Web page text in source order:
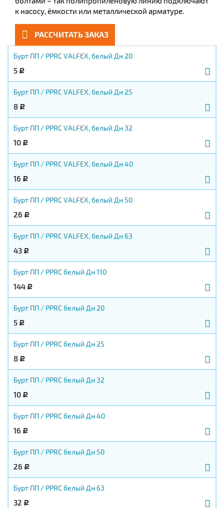
к насосу, ёмкости или металлической арматуре.
РАССЧИТАТЬ ЗАКАЗ
Бурт ПП / PPRC VALFEX, белый Дн 20
5 Р
Бурт ПП / PPRC VALFEX, белый Дн 25
8 Р
Бурт ПП / PPRC VALFEX, белый Дн 32
10 Р
Бурт ПП / PPRC VALFEX, белый Дн 40
16 Р
Бурт ПП / PPRC VALFEX, белый Дн 50
26 Р
Бурт ПП / PPRC VALFEX, белый Дн 63
43 Р
Бурт ПП / PPRC белый Дн 110
144 Р
Бурт ПП / PPRC белый Дн 20
5 Р
Бурт ПП / PPRC белый Дн 25
8 Р
Бурт ПП / PPRC белый Дн 32
10 Р
Бурт ПП / PPRC белый Дн 40
16 Р
Бурт ПП / PPRC белый Дн 50
26 Р
Бурт ПП / PPRC белый Дн 63
32 Р